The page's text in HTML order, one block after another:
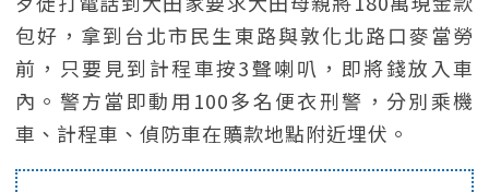
包好，拿到台北市民生東路與敦化北路口麥當勞
前，只要見到計程車按3聲喇叭，即將錢放入車
內。警方當即動用100多名便衣刑警，分別乘機
車、計程車、偵防車在贖款地點附近埋伏。